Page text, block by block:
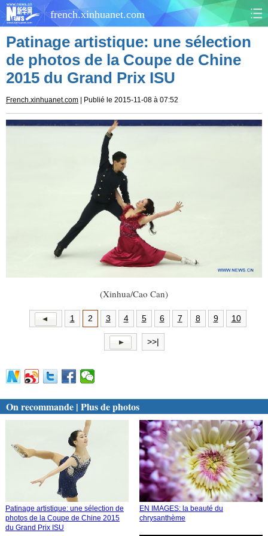
french.xinhuanet.com
CHINE MONDE
AFRIQUE
CULTURE
TOURISME
DOSSIERS
VIDÉOS
Patinage artistique: une sélection
de photos de la Coupe de Chine
2015 du Grand Prix ISU
French.xinhuanet.com | Publié le 2015-11-08 à 07:52
(Xinhua/Cao Can)
1 2 3 4 5 6 7 8 9 10
>>|
On recommande | Plus de photos
Patinage artistique: une sélection de
photos de la Coupe de Chine 2015
du Grand Prix ISU
EN IMAGES: la beauté du
chrysanthème